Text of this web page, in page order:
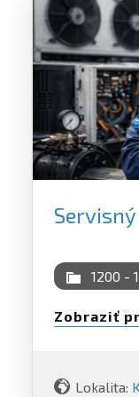
1200 -
Zobraziť
Lokalita: